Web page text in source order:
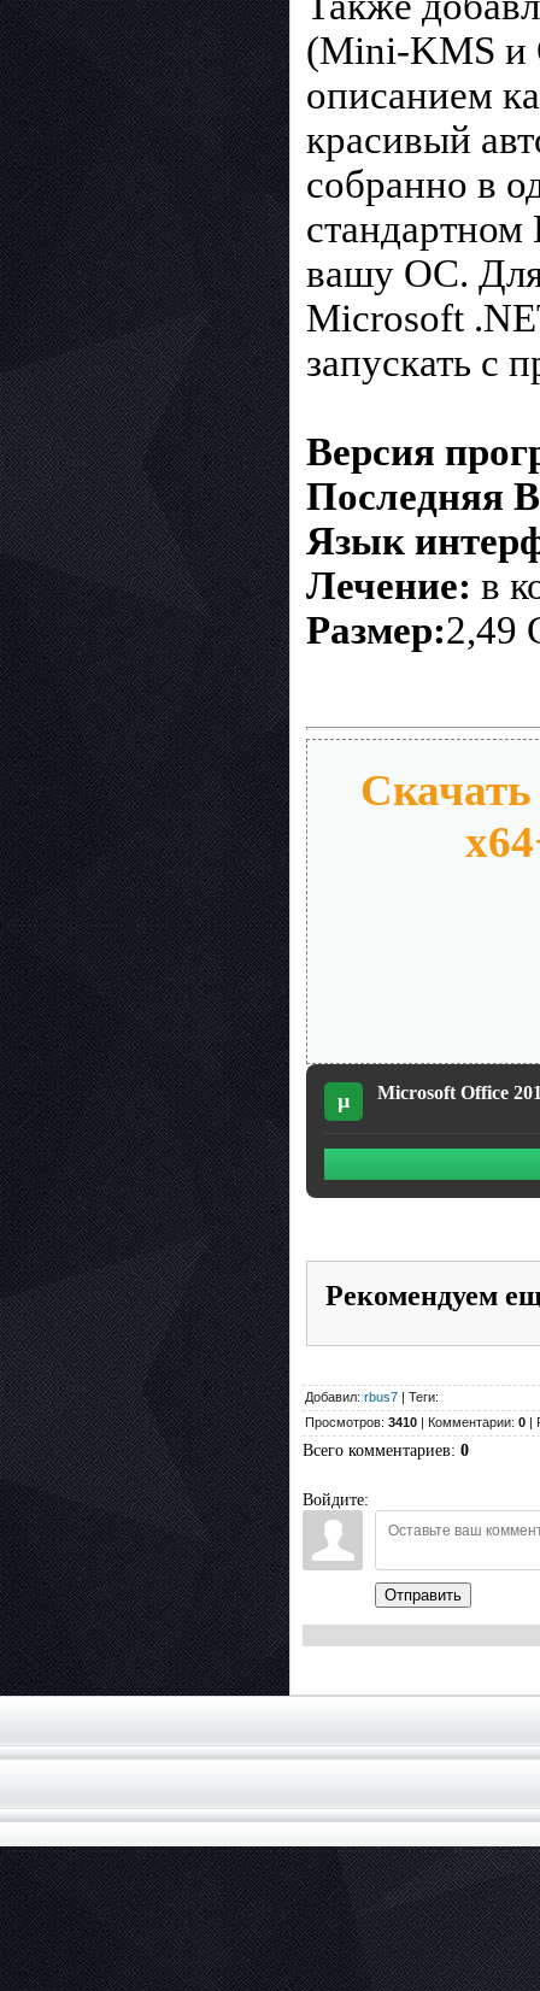
(Mini-KMS и
описанием
красивый
собранно в
вашу ОС.
Microsoft
запускать с
Версия
Последняя
Язык
Лечение: в
Размер:2,49
µ Microsoft Office
Рекомендуем
Добавил: rbus7 | Теги:
Просмотров: 3410 | Комментарии: 0 |
Всего комментариев: 0
Войдите:
Отправить